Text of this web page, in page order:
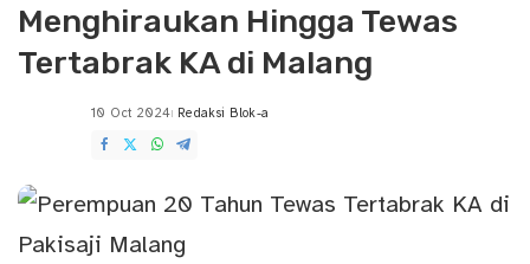
Menghiraukan Hingga Tewas
Tertabrak KA di Malang
10 Oct 2024
Posted
by
Redaksi Blok-a